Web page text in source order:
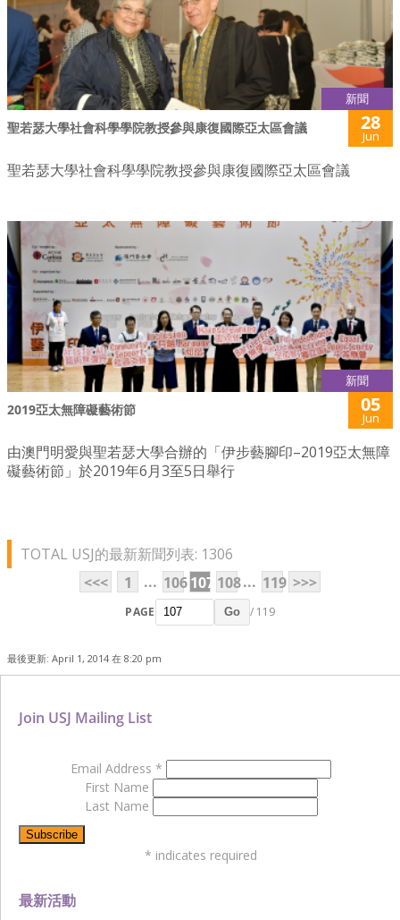
新聞
聖若瑟大學社會科學學院教授參與康復國際亞太區會議 28
Jun
聖若瑟大學社會科學學院教授參與康復國際亞太區會議
新聞
2019亞太無障礙藝術節 05
Jun
由澳門明愛與聖若瑟大學合辦的「伊步藝腳印–2019亞太無障
礙藝術節」於2019年6月3至5日舉行
TOTAL USJ的最新新聞列表: 1306
<<<
1 ... 106107 108... 119 >>>
PAGE Go / 119
最後更新: April 1, 2014 在 8:20 pm
最新活動
Join USJ Mailing List
Email Address *
First Name
Last Name
* indicates required